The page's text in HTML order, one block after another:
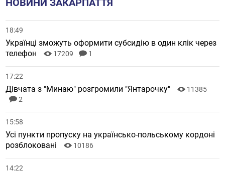
НОВИНИ ЗАКАРПАТТЯ
18:49
Українці зможуть оформити субсидію в один клік через
телефон
17209 1
17:22
Дівчата з "Минаю" розгромили "Янтарочку"
11385
2
15:58
Усі пункти пропуску на українсько-польському кордоні
розблоковані
10186
14:22